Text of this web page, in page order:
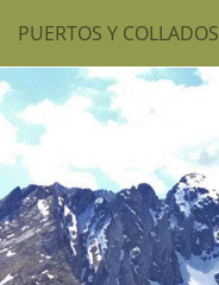
PUERTOS Y COLLADOS